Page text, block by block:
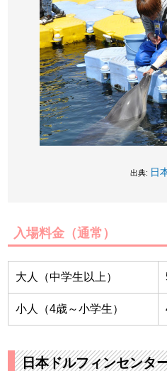
出典: 日
入場料金（通常）
大人（中学生以上）
小人（4歳～小学生）
日本ドルフィンセンタ